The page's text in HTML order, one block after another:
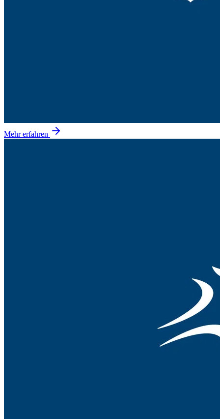
Mehr erfahren